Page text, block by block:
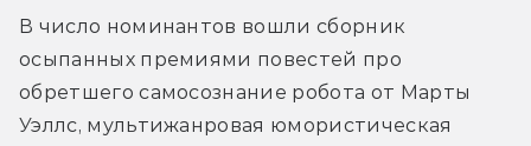
В число номинантов вошли сборник
осыпанных премиями повестей про
обретшего самосознание робота от Марты
Уэллс, мультижанровая юмористическая